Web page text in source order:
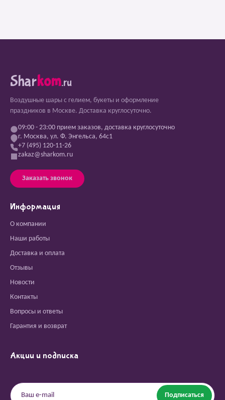
Sharkom.ru
Воздушные шары с гелием, букеты и оформление
праздников в Москве. Доставка круглосуточно.
09:00 - 23:00 прием заказов, доставка круглосуточно
г. Москва, ул. Ф. Энгельса, 64с1
+7 (495) 120-11-26
zakaz@sharkom.ru
Заказать звонок
Информация
О компании
Наши работы
Доставка и оплата
Отзывы
Новости
Контакты
Вопросы и ответы
Гарантия и возврат
Акции и подписка
Подписаться